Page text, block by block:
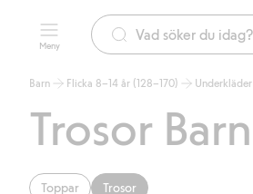
Meny
Barn Flicka 8–14 år (128–170) Underkläder
Trosor Barn
Toppar Trosor